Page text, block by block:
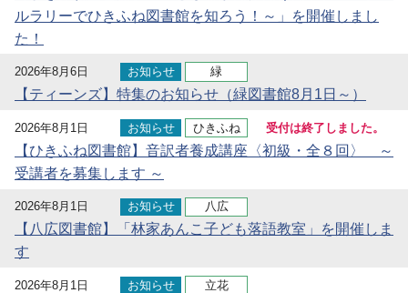
ルラリーでひきふね図書館を知ろう！～」を開催しまし
た！
2026年8月6日 お知らせ 緑
【ティーンズ】特集のお知らせ（緑図書館8月1日～）
2026年8月1日 お知らせ ひきふね 受付は終了しました。
【ひきふね図書館】音訳者養成講座〈初級・全８回〉 ～
受講者を募集します ～
2026年8月1日 お知らせ 八広
【八広図書館】「林家あんこ子ども落語教室」を開催しま
す
2026年8月1日 お知らせ 立花